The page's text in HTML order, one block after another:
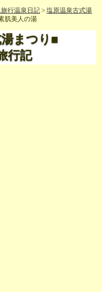
行温泉日記> 塩原温泉古式湯
肌美人の湯
まつり■
行記